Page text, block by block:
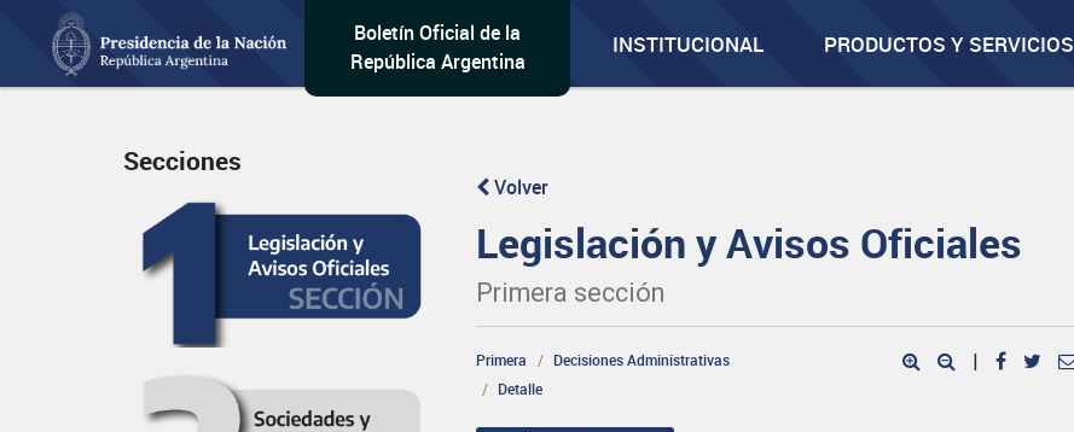
Boletín Oficial de la
República Argentina
INSTITUCIONAL PRODUCTOS Y SERVICIOS
Secciones
Volver
Legislación y Avisos Oficiales
Primera sección
Primera
Decisiones Administrativas
Detalle
|